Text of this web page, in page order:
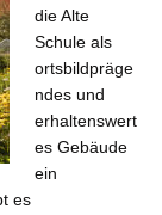
die Alte
Schule als
ortsbildpräge
ndes und
erhaltenswert
es Gebäude
ein
es